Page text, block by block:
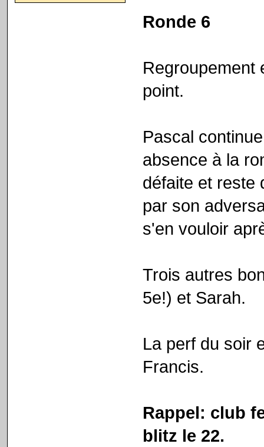
Ronde 6
Regroupement
point.
Pascal
absence à la
défaite et reste
par son
s'en vouloir
Trois autres
5e!) et Sarah.
La perf du soir
Francis.
Rappel: club
blitz le 22.